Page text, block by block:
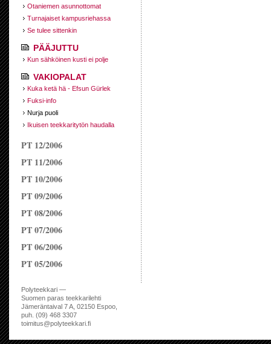
Otaniemen asunnottomat
Turnajaiset kampusriehassa
Se tulee sittenkin
PÄÄJUTTU
Kun sähköinen kusti ei polje
VAKIOPALAT
Kuka ketä hä - Efsun Gürlek
Fuksi-info
Nurja puoli
Ikuisen teekkaritytön haudalla
PT 12/2006
PT 11/2006
PT 10/2006
PT 09/2006
PT 08/2006
PT 07/2006
PT 06/2006
PT 05/2006
Polyteekkari —
Suomen paras teekkarilehti
Jämeräntaival 7 A, 02150 Espoo,
puh. (09) 468 3307
toimitus@polyteekkari.fi